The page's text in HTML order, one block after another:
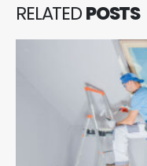
RELATEDPOSTS